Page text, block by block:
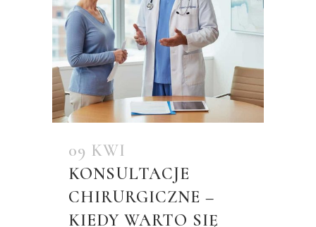
09 KWI
KONSULTACJE
CHIRURGICZNE –
KIEDY WARTO SIĘ